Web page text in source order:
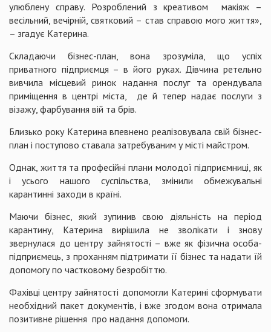
улюблену справу. Розроблений з креативом макіяж –
весільний, вечірній, святковий – став справою мого життя»,
– згадує Катерина.
Складаючи бізнес-план, вона зрозуміла, що успіх
приватного підприємця – в його руках. Дівчина ретельно
вивчила місцевий ринок надання послуг та орендувала
приміщення в центрі міста, де й тепер надає послуги з
візажу, фарбування вій та брів.
Близько року Катерина впевнено реалізовувала свій бізнес-
план і поступово ставала затребуваним у місті майстром.
Однак, життя та професійні плани молодої підприємниці, як
і усього нашого суспільства, змінили обмежувальні
карантинні заходи в країні.
Маючи бізнес, який зупинив свою діяльність на період
карантину, Катерина вирішила не зволікати і знову
звернулася до центру зайнятості – вже як фізична особа-
підприємець, з проханням підтримати її бізнес та надати їй
допомогу по частковому безробіттю.
Фахівці центру зайнятості допомогли Катерині сформувати
необхідний пакет документів, і вже згодом вона отримала
позитивне рішення про надання допомоги.